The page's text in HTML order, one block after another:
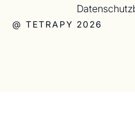
@ TETRAPY 2026